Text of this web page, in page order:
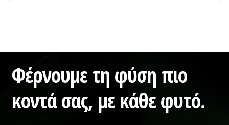
Φέρνουμε τη φύση πιο
κοντά σας, με κάθε φυτό.